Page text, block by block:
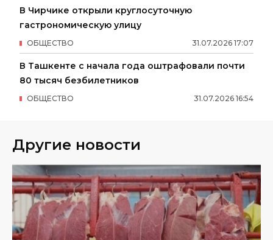
В Чирчике открыли круглосуточную
гастрономическую улицу
31.07.2026 17:07
ОБЩЕСТВО
В Ташкенте с начала года оштрафовали почти
80 тысяч безбилетников
31.07.2026 16:54
ОБЩЕСТВО
Другие новости